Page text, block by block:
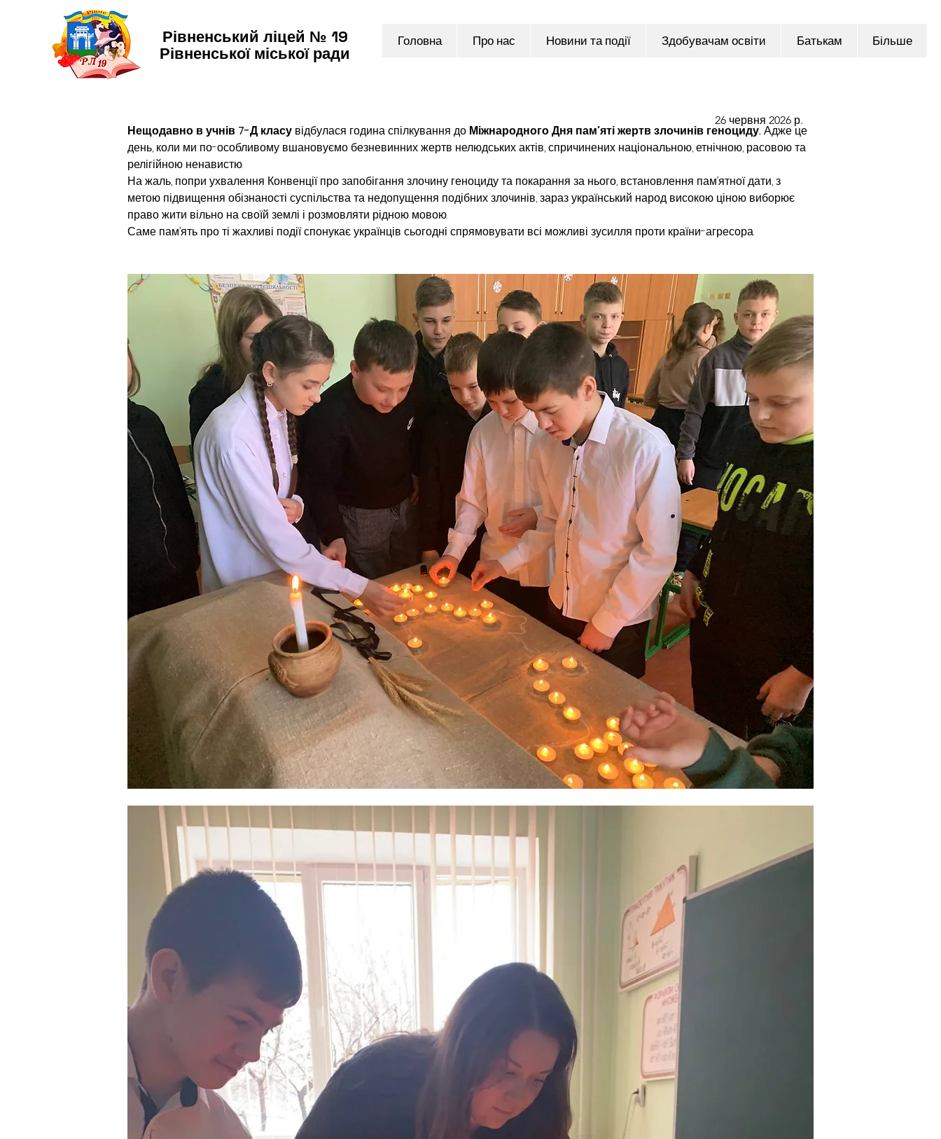
Головна Про нас Новини та події Здобувачам освіти Батькам Більше
Рівненський ліцей № 19
Рівненської міської ради
Нещодавно в учнів 7-Д класу відбулася година спілкування до Міжнародного Дня пам’яті жертв злочинів геноциду. Адже це
день, коли ми по-особливому вшановуємо безневинних жертв нелюдських актів, спричинених національною, етнічною, расовою та
релігійною ненавистю.
На жаль, попри ухвалення Конвенції про запобігання злочину геноциду та покарання за нього, встановлення пам’ятної дати, з
метою підвищення обізнаності суспільства та недопущення подібних злочинів, зараз український народ високою ціною виборює
право жити вільно на своїй землі і розмовляти рідною мовою.
Саме пам’ять про ті жахливі події спонукає українців сьогодні спрямовувати всі можливі зусилля проти країни-агресора.
26 червня 2026 р.